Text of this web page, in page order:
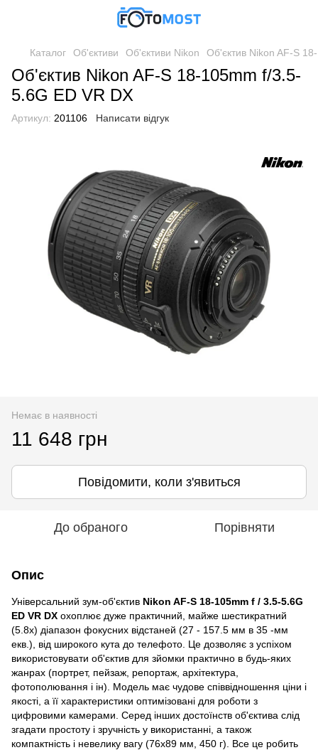
Каталог Об'єктиви Об'єктиви Nikon Об'єктив Nikon AF-S
Об'єктив Nikon AF-S 18-105mm f/3.5-
5.6G ED VR DX
Артикул: 201106 Написати відгук
Немає в наявності
11 648 грн
Повідомити, коли з'явиться
До обраного Порівняти
Опис
Універсальний зум-об'єктив Nikon AF-S 18-105mm f / 3.5-5.6G
ED VR DX охоплює дуже практичний, майже шестикратний
(5.8х) діапазон фокусних відстаней (27 - 157.5 мм в 35 -мм
екв.), від широкого кута до телефото. Це дозволяє з успіхом
використовувати об'єктив для зйомки практично в будь-яких
жанрах (портрет, пейзаж, репортаж, архітектура,
фотополювання і ін). Модель має чудове співвідношення ціни і
якості, а її характеристики оптимізовані для роботи з
цифровими камерами. Серед інших достоїнств об'єктива слід
згадати простоту і зручність у використанні, а також
компактність і невелику вагу (76х89 мм, 450 г). Все це робить